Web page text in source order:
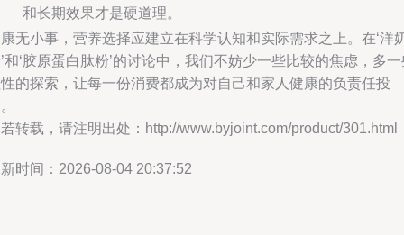
和长期效果才是硬道理。
无小事，营养选择应建立在科学认知和实际需求之上。在‘洋
和‘胶原蛋白肽粉’的讨论中，我们不妨少一些比较的焦虑，多
的探索，让每一份消费都成为对自己和家人健康的负责任投
转载，请注明出处：http://www.byjoint.com/product/301.html
时间：2026-08-04 20:37:52